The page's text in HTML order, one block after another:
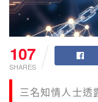
107
SHARES
三名知情人士